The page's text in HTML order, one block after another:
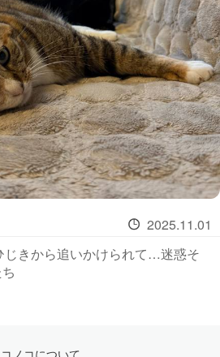
2025.11.01
きから追いかけられて…迷惑そ